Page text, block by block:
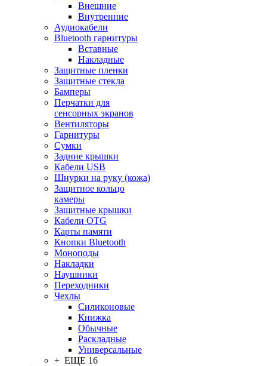
Внешние
Внутренние
Аудиокабели
Bluetooth гарнитуры
Вставные
Накладные
Защитные пленки
Защитные стекла
Бамперы
Перчатки для
сенсорных экранов
Вентиляторы
Гарнитуры
Сумки
Задние крышки
Кабели USB
Шнурки на руку (кожа)
Защитное кольцо
камеры
Защитные крышки
Кабели OTG
Карты памяти
Кнопки Bluetooth
Моноподы
Накладки
Наушники
Переходники
Чехлы
Силиконовые
Книжка
Обычные
Раскладные
Универсальные
+ ЕЩЕ 16